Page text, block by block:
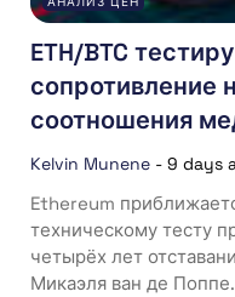
ETH/BTC
сопротивление
соотношения
Kelvin Munene - 9 days
Ethereum
техническому тесту
четырёх лет
Микаэля ван де